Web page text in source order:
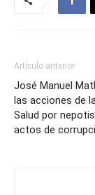
Artículo anterior
José Manuel
las acciones de
Salud por
actos de